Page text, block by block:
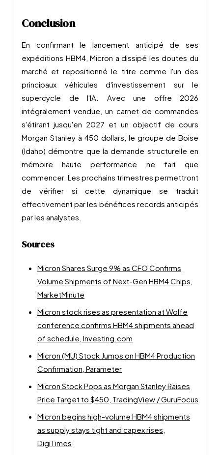
Conclusion
En confirmant le lancement anticipé de ses
expéditions HBM4, Micron a dissipé les doutes du
marché et repositionné le titre comme l'un des
principaux véhicules d'investissement sur le
supercycle de l'IA. Avec une offre 2026
intégralement vendue, un carnet de commandes
s'étirant jusqu'en 2027 et un objectif de cours
Morgan Stanley à 450 dollars, le groupe de Boise
(Idaho) démontre que la demande structurelle en
mémoire haute performance ne fait que
commencer. Les prochains trimestres permettront
de vérifier si cette dynamique se traduit
effectivement par les bénéfices records anticipés
par les analystes.
Sources
Micron Shares Surge 9% as CFO Confirms
Volume Shipments of Next-Gen HBM4 Chips,
MarketMinute
Micron stock rises as presentation at Wolfe
conference confirms HBM4 shipments ahead
of schedule, Investing.com
Micron (MU) Stock Jumps on HBM4 Production
Confirmation, Parameter
Micron Stock Pops as Morgan Stanley Raises
Price Target to $450, TradingView / GuruFocus
Micron begins high-volume HBM4 shipments
as supply stays tight and capex rises,
DigiTimes